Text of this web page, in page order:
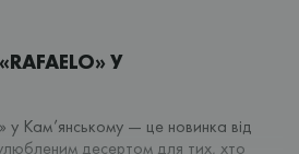
У
Кам’янському — це новинка від
десертом для тих, хто